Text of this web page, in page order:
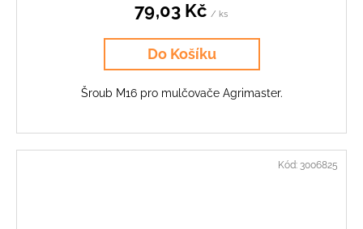
79,03 Kč / ks
Do Košíku
Šroub M16 pro mulčovače Agrimaster.
Kód: 3006825